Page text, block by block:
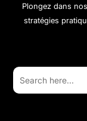
Plongez dans
stratégies
Search
for: